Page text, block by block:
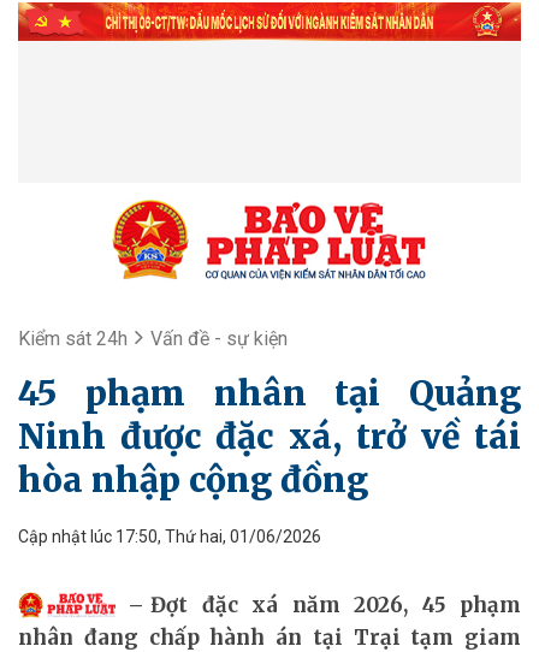
Kiểm sát 24h Vấn đề - sự kiện
45 phạm nhân tại Quảng
Ninh được đặc xá, trở về tái
hòa nhập cộng đồng
Cập nhật lúc 17:50, Thứ hai, 01/06/2026
Đợt đặc xá năm 2026, 45 phạm
nhân đang chấp hành án tại Trại tạm giam